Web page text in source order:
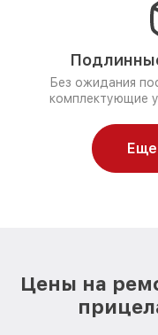
Без ожидания
комплектующие
Цены на